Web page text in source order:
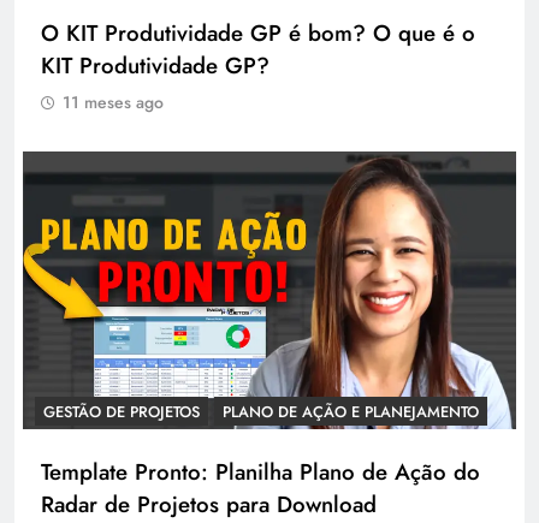
O KIT Produtividade GP é bom? O que é o
KIT Produtividade GP?
11 meses ago
GESTÃO DE PROJETOS PLANO DE AÇÃO E PLANEJAMENTO
Template Pronto: Planilha Plano de Ação do
Radar de Projetos para Download